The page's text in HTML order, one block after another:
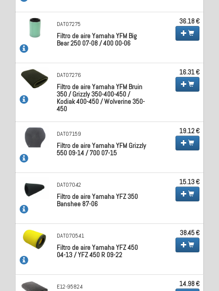
DAT07275
Filtro de aire Yamaha YFM Big
Bear 250 07-08 / 400 00-06
36.18 €
DAT07276
Filtro de aire Yamaha YFM Bruin
350 / Grizzly 350-400-450 /
Kodiak 400-450 / Wolverine 350-
450
16.31 €
DAT07159
Filtro de aire Yamaha YFM Grizzly
550 09-14 / 700 07-15
19.12 €
DAT07042
Filtro de aire Yamaha YFZ 350
Banshee 87-06
15.13 €
DAT070541
Filtro de aire Yamaha YFZ 450
04-13 / YFZ 450 R 09-22
38.45 €
E12-95824 14.98 €